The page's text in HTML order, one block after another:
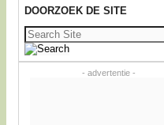
DOORZOEK DE SITE
Zoeken
naar:
- advertentie -